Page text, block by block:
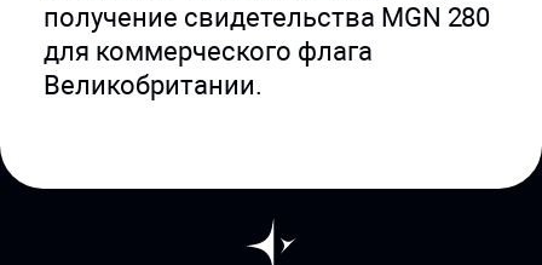
получение свидетельства MGN 280
для коммерческого флага
Великобритании.